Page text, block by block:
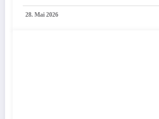
Mythen
28. Mai 2026